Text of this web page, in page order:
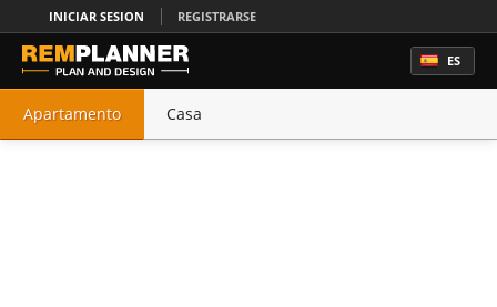
INICIAR SESION REGISTRARSE
ES
Apartamento Casa